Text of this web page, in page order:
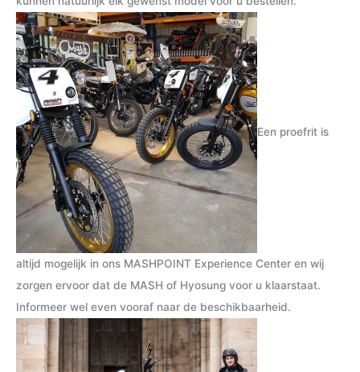
Een proefrit is
altijd mogelijk in ons MASHPOINT Experience Center en wij
zorgen ervoor dat de MASH of Hyosung voor u klaarstaat.
Informeer wel even vooraf naar de beschikbaarheid.